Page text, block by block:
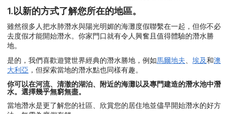
1.以新的方式了解您所在的地區。
雖然很多人把水肺潛水與陽光明媚的海灘度假聯繫在一起，但你不必
去度假才能開始潛水。你家門口就有令人興奮且值得體驗的潛水勝
地。
是的，我們喜歡遊覽世界經典的潛水勝地，例如馬爾地夫 埃及和澳
大利亞 ，但探索當地的潛水點也同樣有趣。
你可以在河流、清澈的湖泊、附近的海灘以及專門建造的潛水池中潛
水。選擇幾乎無窮無盡。
當地潛水是更了解您的社區、欣賞您的居住地並儘早開始潛水的好方